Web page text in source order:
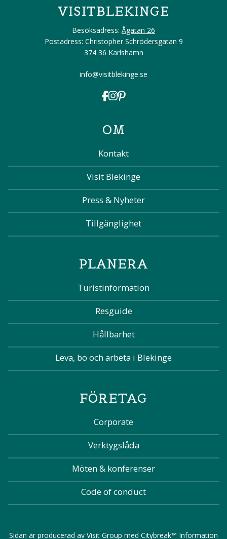
VISITBLEKINGE
Besöksadress: Ågatan 26
Postadress: Christopher Schrödersgatan 9
374 36 Karlshamn
info@visitblekinge.se
OM
Kontakt
Visit Blekinge
Press & Nyheter
Tillgänglighet
PLANERA
Turistinformation
Resguide
Hållbarhet
Leva, bo och arbeta i Blekinge
FÖRETAG
Corporate
Verktygslåda
Möten & konferenser
Code of conduct
Sidan är producerad av Visit Group med Citybreak™ Information